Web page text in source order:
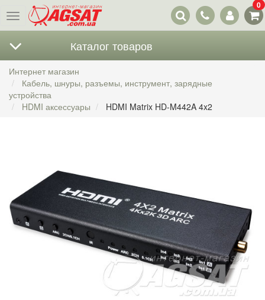
Меню
Наши
контакты
0
Каталог товаров
Интернет магазин
Кабель, шнуры, разъемы, инструмент, зарядные
устройства
HDMI аксессуары
HDMI Matrix HD-M442A 4x2